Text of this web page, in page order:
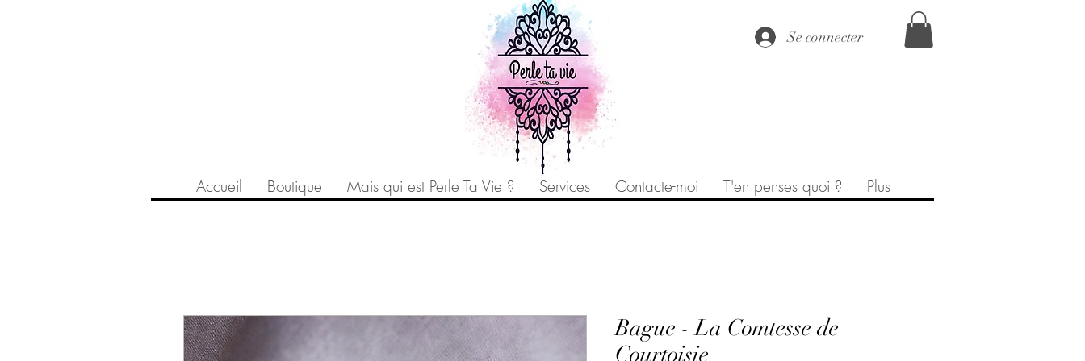
Se connecter
Accueil Boutique Mais qui est Perle Ta Vie ? Services Contacte-moi T'en penses quoi ? Plus
Bague - La Comtesse de
Courtoisie